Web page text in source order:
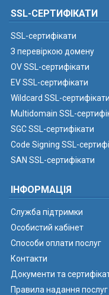
SSL-СЕРТИФІКАТИ
SSL-сертифікати
З перевіркою домену
OV SSL-сертифікати
EV SSL-сертифікати
Wildcard SSL-сертифікати
Multidomain SSL-
SGC SSL-сертифікати
Code Signing SSL-
SAN SSL-сертифікати
ІНФОРМАЦІЯ
Служба підтримки
Особистий кабінет
Способи оплати послуг
Контакти
Документи та
Правила надання послуг